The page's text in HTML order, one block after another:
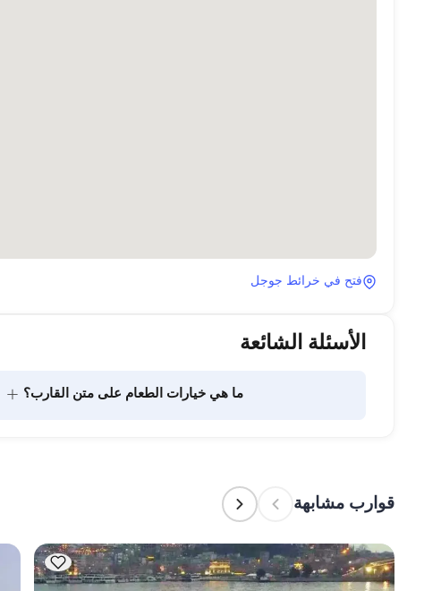
فتح في خرائط جوجل
الأسئلة الشائعة
ما هي خيارات الطعام على متن القارب؟ +
قوارب مشابهة